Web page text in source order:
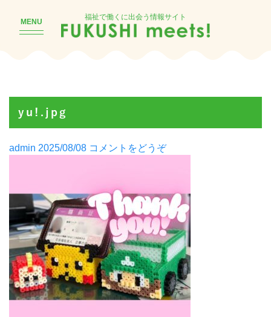
MENU
福祉で働くに出会う情報サイト
yu!.jpg
Posted
admin 2025/08/08 コメントをどうぞ(yu!.jpg)